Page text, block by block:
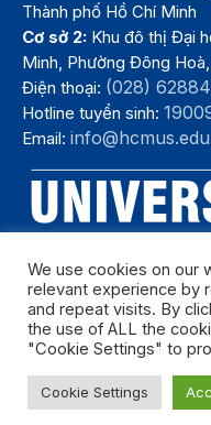
Thành phố Hồ Chí Minh
Cơ sở 2: Khu đô thị Đại
Minh, Phường Đông
Điện thoại: (028)
Hotline tuyển sinh:
Email:
Bản quyền thuộc Trường
gia Thành
We use cookies on our
relevant experience by
and repeat visits. By
the use of ALL the
"Cookie Settings" to
Cookie Settings